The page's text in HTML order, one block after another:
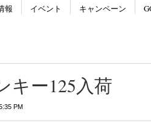
報 イベント キャンペーン
ー125入荷
PM